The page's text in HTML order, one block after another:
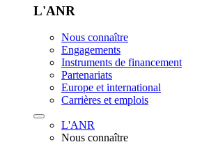
L'ANR
Nous connaître
Engagements
Instruments de financement
Partenariats
Europe et international
Carrières et emplois
L'ANR
Nous connaître